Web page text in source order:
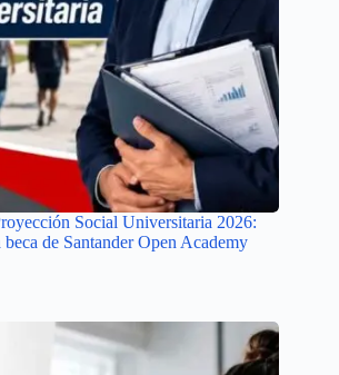
Social Universitaria 2026:
beca de Santander Open Academy